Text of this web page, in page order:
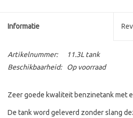
Informatie
Artikelnummer:
11.3L tank
Beschikbaarheid:
Op voorraad
Zeer goede kwaliteit benzinetank met
De tank word geleverd zonder slang